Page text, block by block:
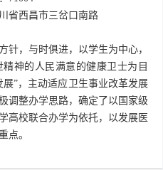
省西昌市三岔口南路
针，与时俱进，以学生为中心，
神的人民满意的健康卫士为目
”，主动适应卫生事业改革发展
调整办学思路，确定了以国家级
高校联合办学为依托，以发展医
点。